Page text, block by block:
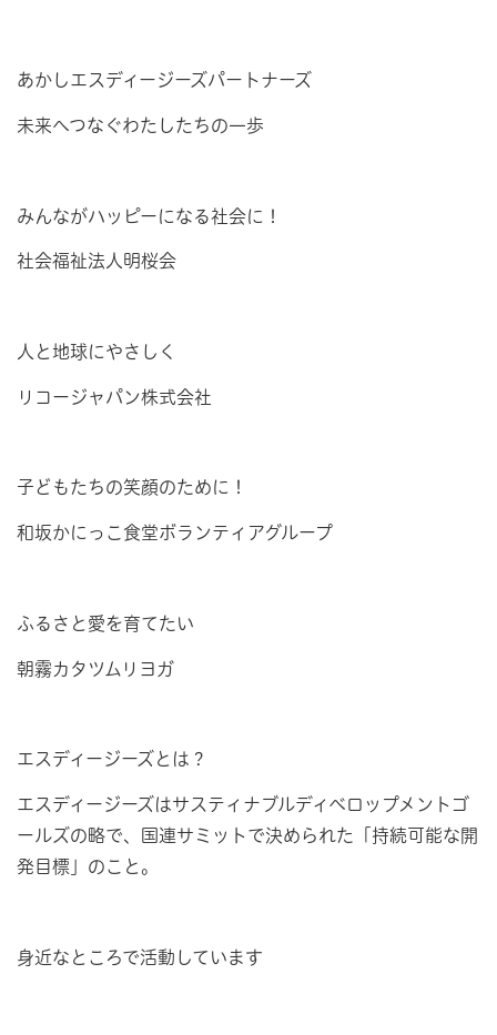
あかしエスディージーズパートナーズ
未来へつなぐわたしたちの一歩
みんながハッピーになる社会に！
社会福祉法人明桜会
人と地球にやさしく
リコージャパン株式会社
子どもたちの笑顔のために！
和坂かにっこ食堂ボランティアグループ
ふるさと愛を育てたい
朝霧カタツムリヨガ
エスディージーズとは？
エスディージーズはサスティナブルディベロップメントゴ
ールズの略で、国連サミットで決められた「持続可能な開
発目標」のこと。
身近なところで活動しています